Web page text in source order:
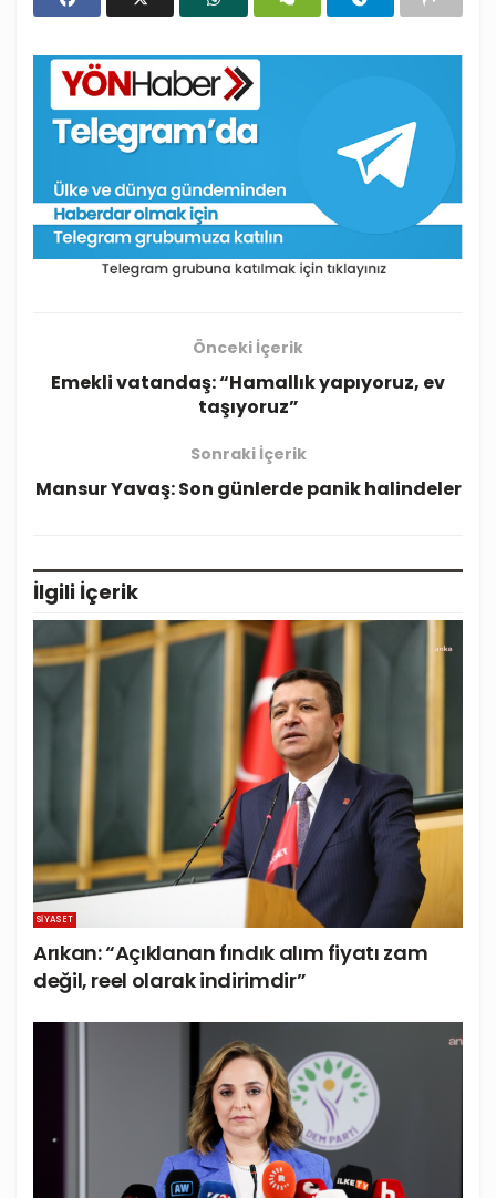
Önceki İçerik
Emekli vatandaş: “Hamallık yapıyoruz, ev
taşıyoruz”
Sonraki İçerik
Mansur Yavaş: Son günlerde panik halindeler
İlgili İçerik
SIYASET
Arıkan: “Açıklanan fındık alım fiyatı zam
değil, reel olarak indirimdir”